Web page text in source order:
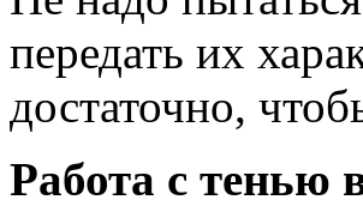
передать их
достаточно,
Работа с тенью